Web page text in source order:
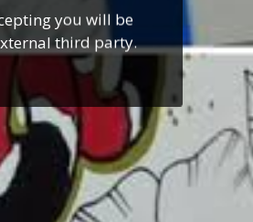
you will be
third party.